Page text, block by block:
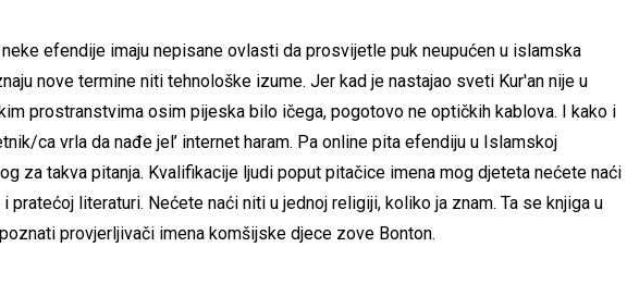
efendije imaju nepisane ovlasti da prosvijetle puk neupućen u islamska
nove termine niti tehnološke izume. Jer kad je nastajao sveti Kur'an nije u
prostranstvima osim pijeska bilo ičega, pogotovo ne optičkih kablova. I kako i
ca vrla da nađe jel’ internet haram. Pa online pita efendiju u Islamskoj
za takva pitanja. Kvalifikacije ljudi poput pitačice imena mog djeteta nećete naći
pratećoj literaturi. Nećete naći niti u jednoj religiji, koliko ja znam. Ta se knjiga u
provjerljivači imena komšijske djece zove Bonton.